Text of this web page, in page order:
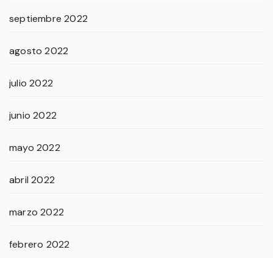
septiembre 2022
agosto 2022
julio 2022
junio 2022
mayo 2022
abril 2022
marzo 2022
febrero 2022